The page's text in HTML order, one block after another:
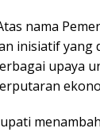
nama
inisiatif yang
upaya